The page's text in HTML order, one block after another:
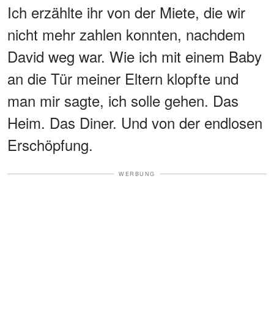
Ich erzählte ihr von der Miete, die wir
nicht mehr zahlen konnten, nachdem
David weg war. Wie ich mit einem Baby
an die Tür meiner Eltern klopfte und
man mir sagte, ich solle gehen. Das
Heim. Das Diner. Und von der endlosen
Erschöpfung.
WERBUNG